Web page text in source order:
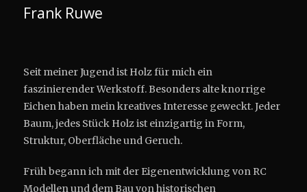
Frank Ruwe
Seit meiner Jugend ist Holz für mich ein
faszinierender Werkstoff. Besonders alte knorrige
Eichen haben mein kreatives Interesse geweckt. Jeder
Baum, jedes Stück Holz ist einzigartig in Form,
Struktur, Oberfläche und Geruch.
Früh begann ich mit der Eigenentwicklung von RC
Modellen und dem Bau von historischen